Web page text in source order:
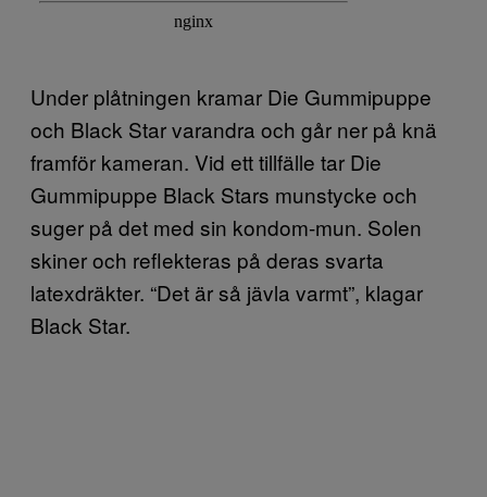
Under plåtningen kramar Die Gummipuppe
och Black Star varandra och går ner på knä
framför kameran. Vid ett tillfälle tar Die
Gummipuppe Black Stars munstycke och
suger på det med sin kondom-mun. Solen
skiner och reflekteras på deras svarta
latexdräkter. “Det är så jävla varmt”, klagar
Black Star.